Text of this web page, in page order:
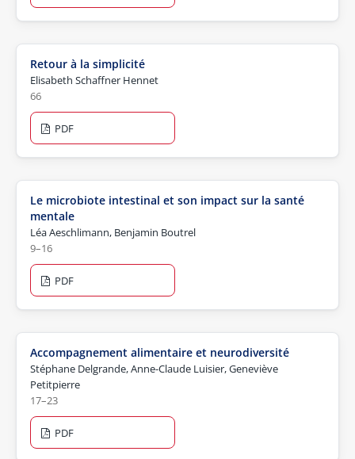
Retour à la simplicité
Elisabeth Schaffner Hennet
66
PDF
Le microbiote intestinal et son impact sur la santé
mentale
Léa Aeschlimann, Benjamin Boutrel
9–16
PDF
Accompagnement alimentaire et neurodiversité
Stéphane Delgrande, Anne-Claude Luisier, Geneviève
Petitpierre
17–23
PDF